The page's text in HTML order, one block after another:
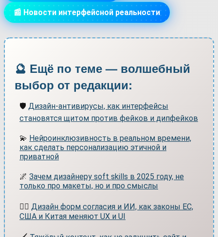
📰 Новости интерфейсной реальности
🔮 Ещё по теме — волшебный
выбор от редакции:
🛡️ Дизайн-антивирусы, как интерфейсы
становятся щитом против фейков и дипфейков
💫 Нейроинклюзивность в реальном времени,
как сделать персонализацию этичной и
приватной
🌌 Зачем дизайнеру soft skills в 2025 году, не
только про макеты, но и про смыслы
👨‍⚖️ Дизайн форм согласия и ИИ, как законы ЕС,
США и Китая меняют UX и UI